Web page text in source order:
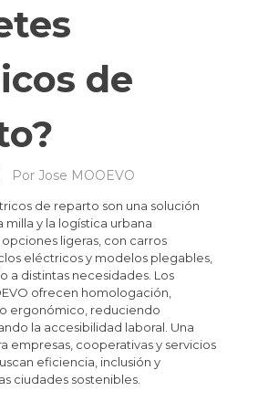
de
Por Jose MOOEVO
de reparto son una solución
milla y la logística urbana
ligeras, con carros
eléctricos y modelos plegables,
a distintas necesidades. Los
ofrecen homologación,
ergonómico, reduciendo
la accesibilidad laboral. Una
empresas, cooperativas y servicios
eficiencia, inclusión y
ciudades sostenibles.